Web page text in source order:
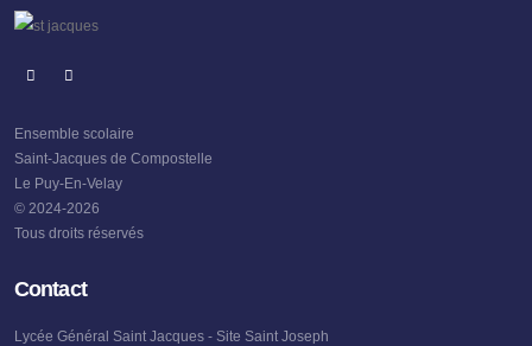
Ensemble scolaire
Saint-Jacques de Compostelle
Le Puy-En-Velay
© 2024-2026
Tous droits réservés
Contact
Lycée Général Saint Jacques - Site Saint Joseph